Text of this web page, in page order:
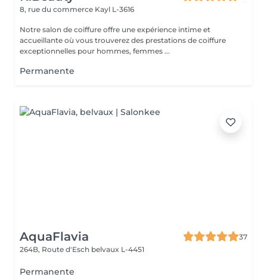
8, rue du commerce Kayl L-3616
Notre salon de coiffure offre une expérience intime et
accueillante où vous trouverez des prestations de coiffure
exceptionnelles pour hommes, femmes ...
Permanente
AquaFlavia
37
264B, Route d'Esch belvaux L-4451
Permanente